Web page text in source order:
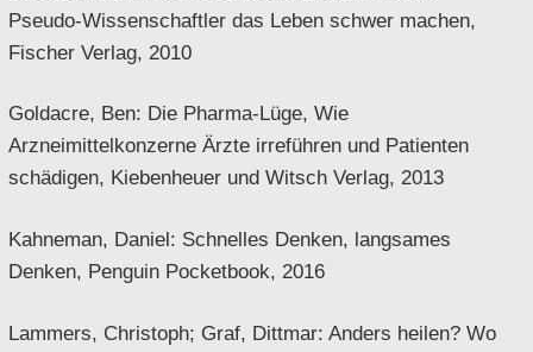
Pseudo-Wissenschaftler das Leben schwer machen,
Fischer Verlag, 2010
Goldacre, Ben: Die Pharma-Lüge, Wie
Arzneimittelkonzerne Ärzte irreführen und Patienten
schädigen, Kiebenheuer und Witsch Verlag, 2013
Kahneman, Daniel: Schnelles Denken, langsames
Denken, Penguin Pocketbook, 2016
Lammers, Christoph; Graf, Dittmar: Anders heilen? Wo